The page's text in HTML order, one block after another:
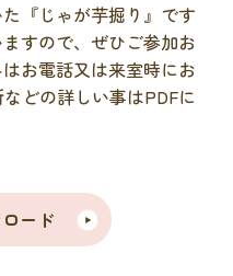
『じゃが芋掘り』です
すので、ぜひご参加お
お電話又は来室時にお
どの詳しい事はPDFに
ード